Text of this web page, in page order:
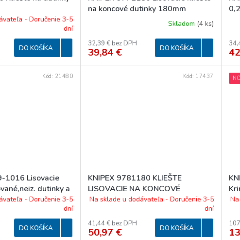
- Doručenie 3-5
dní
DO KOŠÍKA
na koncové dutinky 180mm
Skladom (4 ks)
32,39 € bez DPH
39,84 € DO KOŠÍKA
1016 Lisovacie
dutinky a
- Doručenie 3-5
dní
DO KOŠÍKA
Kód: 21480
KNIPEX 9781180 KLIEŠTE
LISOVACIE NA KONCOVÉ
DUTINKY
Na sklade u dodávateľa - Doručenie 3-5
dní
41,44 € bez DPH
50,97 € DO KOŠÍKA
Kód: 17437